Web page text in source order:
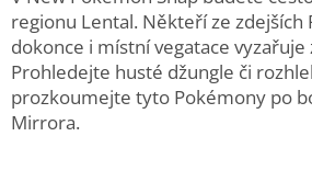
www.inpraise.cz
Gaming
Telefony
a
regionu Lental. Někteří ze zdejších
dokonce i místní vegatace vyzařuje
Prohledejte husté džungle či
prozkoumejte tyto Pokémony po
Mirrora.